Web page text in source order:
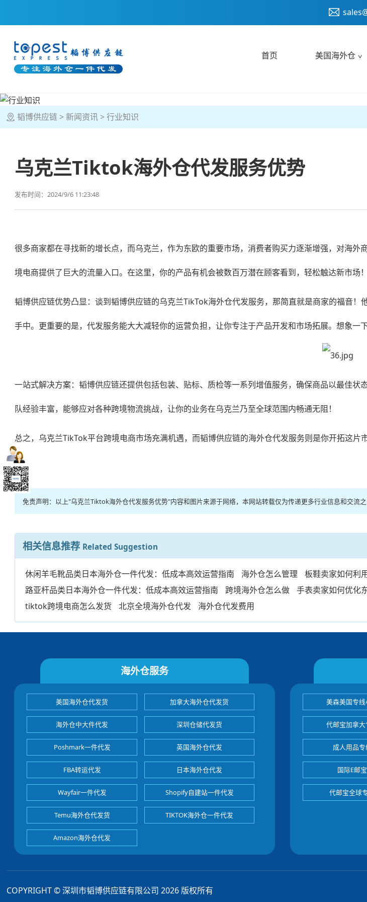
首页 美国海外仓
韬博供应链 新闻资讯 行业知识
乌克兰Tiktok海外仓代发服务优势
发布时间：2024/9/6 11:23:48
很多商家都在寻找新的增长点，而乌克兰，作为东欧的重要市场，消费者购买力逐渐增强，对海
境电商提供了巨大的流量入口。在这里，你的产品有机会被数百万潜在顾客看到，轻松触达新市场！
韬博供应链优势凸显：谈到韬博供应链的乌克兰TikTok海外仓代发服务，那简直就是商家的福音！
手中。更重要的是，代发服务能大大减轻你的运营负担，让你专注于产品开发和市场拓展。想象一
一站式解决方案：韬博供应链还提供包括包装、贴标、质检等一系列增值服务，确保商品以最佳
队经验丰富，能够应对各种跨境物流挑战，让你的业务在乌克兰乃至全球范围内畅通无阻！
总之，乌克兰TikTok平台跨境电商市场充满机遇，而韬博供应链的海外仓代发服务则是你开拓这片
免责声明：以上"乌克兰Tiktok海外仓代发服务优势"内容和图片来源于网络，本网站转载仅为传递更多行业信息和交流
相关信息推荐 Related Suggestion
休闲羊毛靴品类日本海外仓一件代发：低成本高效运营指南 海外仓怎么管理
板鞋卖家如何利
路亚杆品类日本海外仓一件代发：低成本高效运营指南
跨境海外仓怎么做 手表卖家如何优化
tiktok跨境电商怎么发货
北京全境海外仓代发 海外仓代发费用
海外仓服务
美国海外仓代发货 加拿大海外仓代发货
海外仓中大件代发 深圳仓储代发货
Poshmark一件代发 英国海外仓代发
FBA转运代发 日本海外仓代发
Wayfair一件代发 Shopify自建站一件代发
Temu海外仓代发货 TIKTOK海外仓一件代发
Amazon海外仓代发
美森美国专
代邮宝加拿大
成人用品专
国际E邮宝
代邮宝全球
COPYRIGHT © 深圳市韬博供应链有限公司 2026 版权所有